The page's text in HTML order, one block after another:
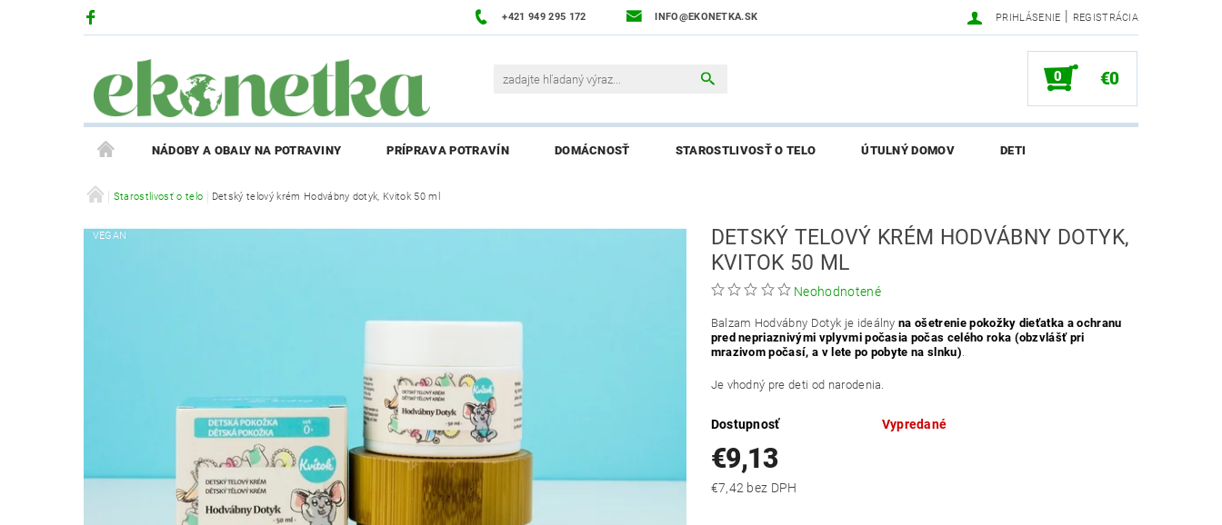
+421 949 295 172 INFO@EKONETKA.SK PRIHLÁSENIE | REGISTRÁCIA
0 €0
NÁDOBY A OBALY NA POTRAVINY PRÍPRAVA POTRAVÍN DOMÁCNOSŤ STAROSTLIVOSŤ O TELO ÚTULNÝ DOMOV DETI
PRODUKTY V ZĽAVE PRÍBEH EKONETKY NAPÍŠTE NÁM
Starostlivosť o telo Detský telový krém Hodvábny dotyk, Kvitok 50 ml
VEGAN
DETSKÝ TELOVÝ KRÉM HODVÁBNY DOTYK,
KVITOK 50 ML
Neohodnotené
Balzam Hodvábny Dotyk je ideálnyna ošetrenie pokožky dieťatka a ochranu
pred nepriaznivými vplyvmi počasia počas celého roka (obzvlášť pri
mrazivom počasí, a v lete po pobyte na slnku).
Je vhodný pre deti od narodenia.
Dostupnosť Vypredané
€9,13
€7,42 bez DPH